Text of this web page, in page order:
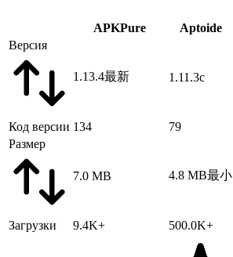
APKPure Aptoide
Версия
1.13.4最新 1.11.3c
Код версии 134 79
Размер
7.0 MB 4.8 MB最小
Загрузки 9.4K+ 500.0K+